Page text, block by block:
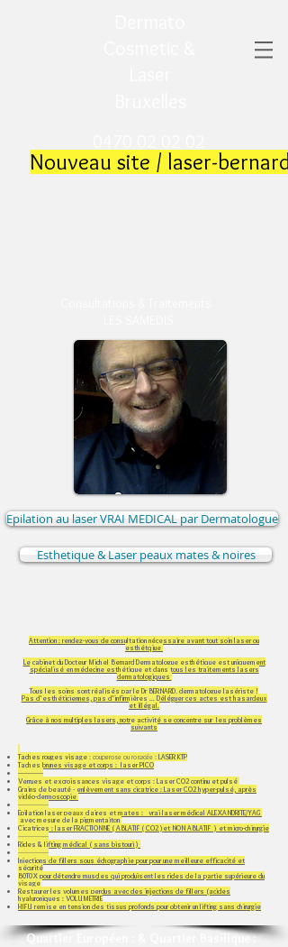
Nouveau site / laser-
Epilation au laser VRAI MEDICAL par Dermatologue
Esthetique & Laser peaux mates & noires
Attention : rendez-vous de consultation nécessaire avant tout soin laser ou
esthétqiue
Le cabinet du Docteur Michel Bernard Dermatologue esthétique est uniquement
spécialisé en médecine esthétique et dans tous les traitements lasers
dermatologiques
Tous les soins sont réalisés par le Dr BERNARD, dermatologue lasériste !
Pas d'esthéticiennes, pas d'infirmières ... Déléguer ces actes est hasardeux
et illégal.
Grâce à nos multiples lasers, notre activité se concentre sur les problèmes
suivants
Taches rouges visage : couperose ou rosacée : LASER KTP
Taches brunes visage et corps : laser PICO
--------------​
Verrues et excroissances visage et corps : Laser CO2 continu et pulsé
Grains de beauté - enlèvement sans cicatrice : Laser CO2 hyper-pulsé, après
vidéo-dermoscopie
-----------------
Epilation laser peaux claires et mates : vrai laser médical ALEXANDRITE/YAG
avec mesure de la pigmentaiton
Cicatrices : laser FRACTIONNE ( ABLATIF ( CO2 )et NON ABLATIF ) et micro-chirurgie
-----------------
Rides & lifting médical ( sans bistouri )
-----------------
Injections de fillers sous échographie pour pour une meilleure efficacité et
sécurité
B0T0X pour détendre muscles qui produisent les rides de la partie supérieure du
visage
Restaurer les volumes perdus avec des injections de fillers (acides
hyaluroniques​ : VOLUMETRIE
HIFU remise en tension des tissus profonds pour obtenir un lifting sans chirurgie
Quartier Européen & Quartier Basilique: